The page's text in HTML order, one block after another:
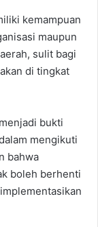
kemampuan
maupun
sulit bagi
di tingkat
bukti
mengikuti
bahwa
boleh berhenti